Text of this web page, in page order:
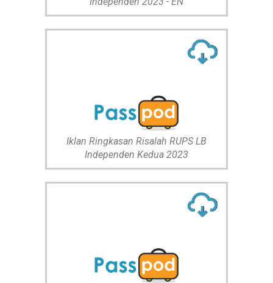
Iklan Ringkasan Risalah RUPS LB
Independen Kedua 2023